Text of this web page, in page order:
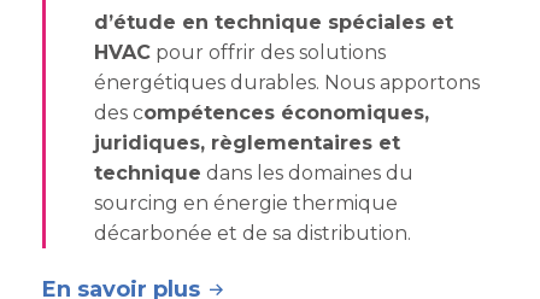
d’étude en technique spéciales et
HVAC pour offrir des solutions
énergétiques durables. Nous apportons
des compétences économiques,
juridiques, règlementaires et
technique dans les domaines du
sourcing en énergie thermique
décarbonée et de sa distribution.
En savoir plus